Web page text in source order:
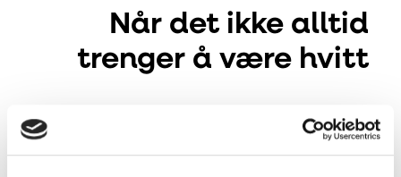
Når det ikke alltid
trenger å være hvitt
Mange velger hvitt som standardfarge for
Svart utgave